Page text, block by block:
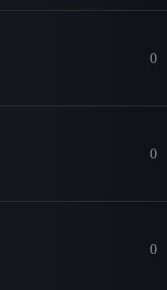
0
0
0